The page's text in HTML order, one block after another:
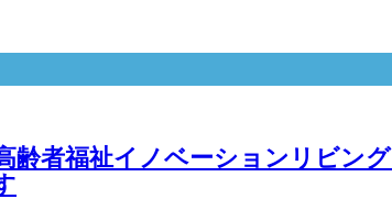
齢者福祉イノベーションリビ